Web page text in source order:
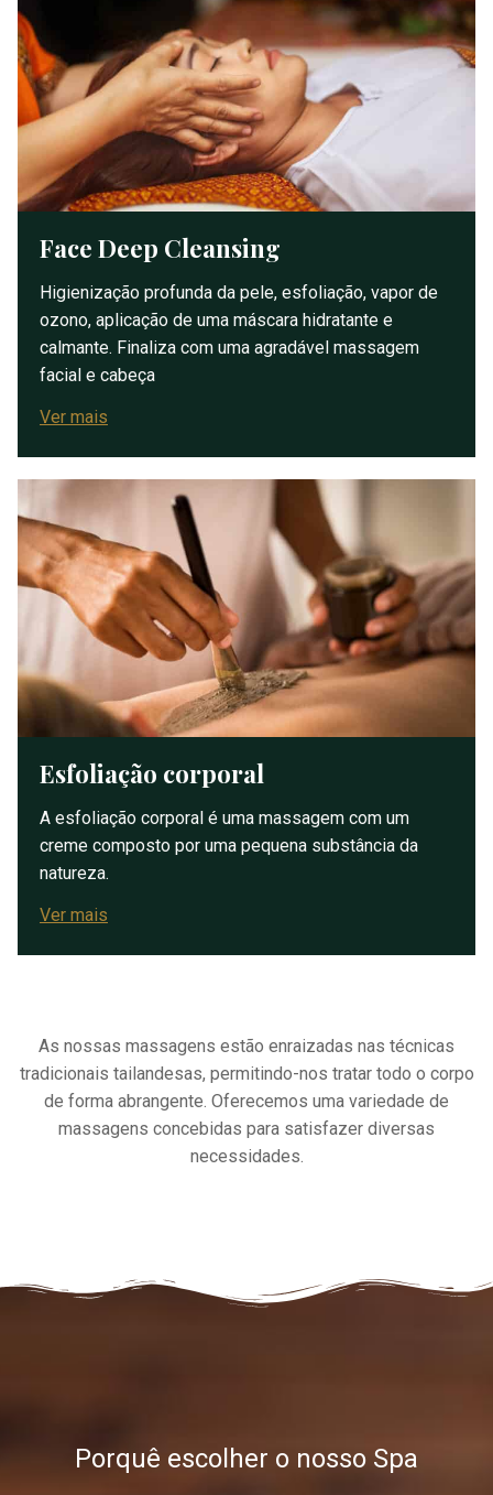
Face Deep Cleansing
Higienização profunda da pele, esfoliação, vapor de
ozono, aplicação de uma máscara hidratante e
calmante. Finaliza com uma agradável massagem
facial e cabeça
Ver mais
Esfoliação corporal
A esfoliação corporal é uma massagem com um
creme composto por uma pequena substância da
natureza.
Ver mais
As nossas massagens estão enraizadas nas técnicas
tradicionais tailandesas, permitindo-nos tratar todo o corpo
de forma abrangente. Oferecemos uma variedade de
massagens concebidas para satisfazer diversas
necessidades.
Porquê escolher o nosso Spa